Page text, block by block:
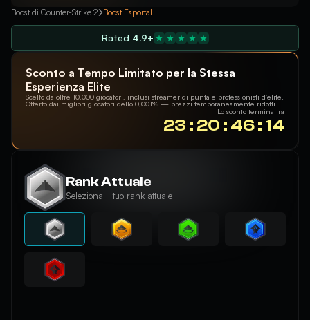
Boost di Counter-Strike 2 Boost Esportal
Rated 4.9+
Sconto a Tempo Limitato per la Stessa
Esperienza Elite
Scelto da oltre 10.000 giocatori, inclusi streamer di punta e professionisti d’élite.
Offerto dai migliori giocatori dello 0,001% — prezzi temporaneamente ridotti
Lo sconto termina tra
23 : 20 : 46 : 13
Rank Attuale
Seleziona il tuo rank attuale